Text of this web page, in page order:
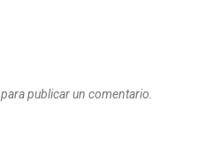
para publicar un comentario.